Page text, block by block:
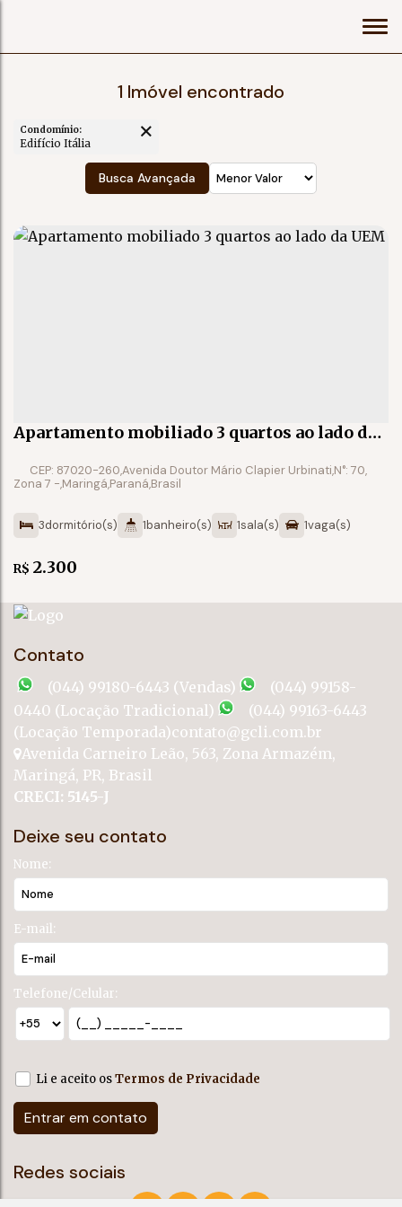
1 Imóvel encontrado
Condomínio:
Busca Avançada
Apartamento mobiliado 3 quartos ao lado da
R$ 2.300
CEP: 87020-260,Avenida Doutor Mário Clapier Urbinati,N°: 70,
Zona 7
,Maringá,Paraná,Brasil
3dormitório(s) 1banheiro(s) 1sala(s) 1vaga(s)
Contato
(044) 99180-6443 (Vendas)
(044) 99158-
0440 (Locação Tradicional)
(044) 99163-6443
(Locação Temporada)contato@gcli.com.br
Avenida Carneiro Leão, 563, Zona Armazém,
Maringá, PR, Brasil
CRECI: 5145-J
Deixe seu contato
Nome:
E-mail:
Telefone/Celular:
Li e aceito osTermos de Privacidade
Redes sociais